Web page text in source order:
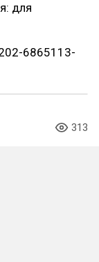
для
6865113-
313